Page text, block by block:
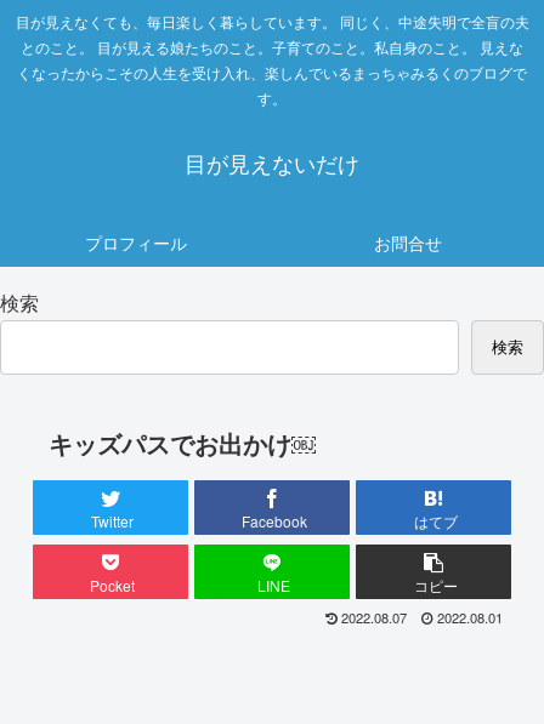
目が見えなくても、毎日楽しく暮らしています。 同じく、中途失明で全盲の夫
とのこと。 目が見える娘たちのこと。子育てのこと。私自身のこと。 見えな
くなったからこその人生を受け入れ、楽しんでいるまっちゃみるくのブログで
す。
目が見えないだけ
プロフィール お問合せ
検索
検索
キッズパスでお出かけ￼
Twitter Facebook はてブ
Pocket LINE コピー
2022.08.07 2022.08.01